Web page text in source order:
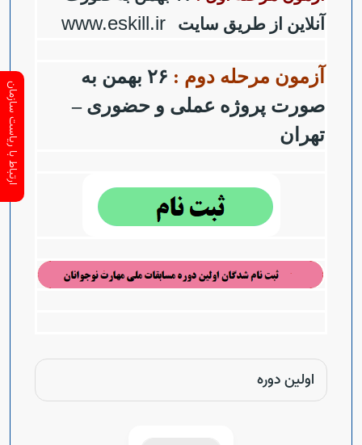
آنلاین از طریق سایت www.eskill.ir
آزمون مرحله دوم :
۲۶ بهمن به
صورت پروژه عملی و حضوری –
تهران
اولین دوره
ارتباط با ریاست سازمان